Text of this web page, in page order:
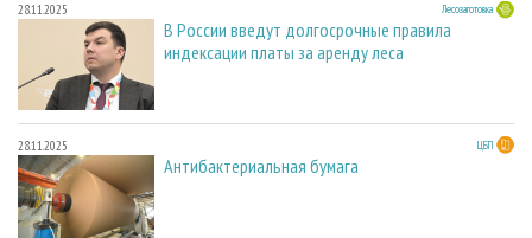
28.11.2025 Лесозаготовка
В России введут долгосрочные правила
индексации платы за аренду леса
28.11.2025 ЦБП
Антибактериальная бумага